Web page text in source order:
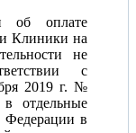
об оплате
Клиники на
не
с
2019 г. №
отдельные
Федерации в